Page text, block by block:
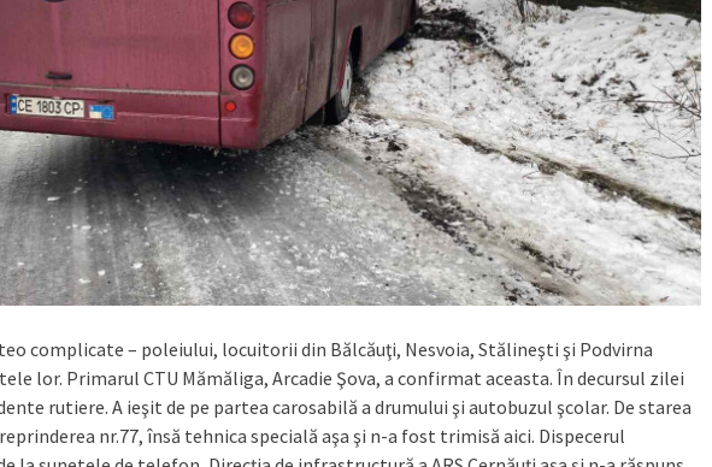
complicate – poleiului, locuitorii din Bălcăuţi, Nesvoia, Stălineşti şi Podvirna
lor. Primarul CTU Mămăliga, Arcadie Şova, a confirmat aceasta. În decursul zilei
rutiere. A ieşit de pe partea carosabilă a drumului şi autobuzul şcolar. De starea
nr.77, însă tehnica specială aşa şi n-a fost trimisă aici. Dispecerul